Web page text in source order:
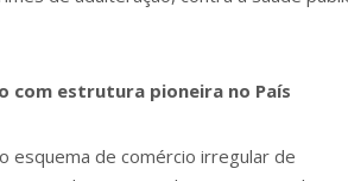
com estrutura pioneira no País
esquema de comércio irregular de